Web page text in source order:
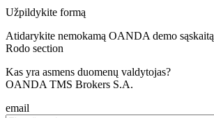
Užpildykite formą
Atidarykite nemokamą OANDA demo sąskaitą
Rodo section
Kas yra asmens duomenų valdytojas?
OANDA TMS Brokers S.A.
email